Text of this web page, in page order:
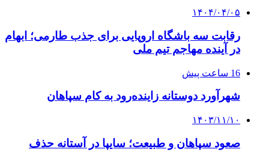
۱۴۰۴/۰۴/۰۵
رقابت سه باشگاه اروپایی برای جذب طارمی؛ ابهام
در آینده مهاجم تیم ملی
16 ساعت پیش
شهرآورد دوستانه زاینده‌رود به کام سپاهان
۱۴۰۳/۱۱/۱۰
صعود سپاهان و طبیعت؛ سایپا در آستانه حذف